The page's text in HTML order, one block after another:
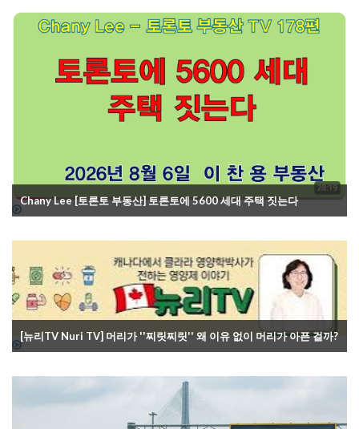
Chany Lee [토론토 부동산] 토론토에 5600 세대 주택 짓는다
[뉴리TV Nuri TV] 머리가 ''찌릿찌릿'' 왜 이유 없이 머리가 아픈 걸까?